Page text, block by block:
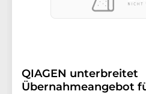
QIAGEN unterbreitet
Übernahmeangebot